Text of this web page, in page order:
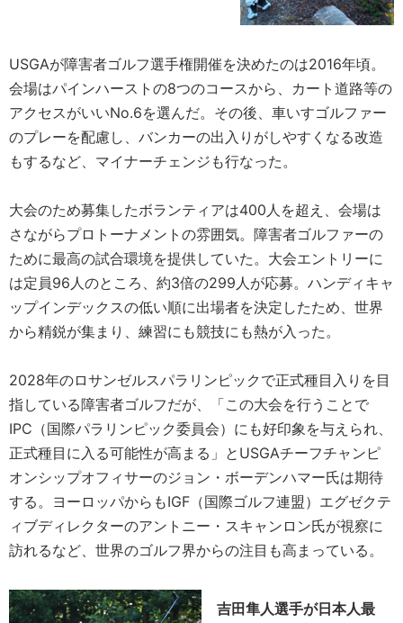
USGAが障害者ゴルフ選手権開催を決めたのは2016年頃。
会場はパインハーストの8つのコースから、カート道路等の
アクセスがいいNo.6を選んだ。その後、車いすゴルファー
のプレーを配慮し、バンカーの出入りがしやすくなる改造
もするなど、マイナーチェンジも行なった。
大会のため募集したボランティアは400人を超え、会場は
さながらプロトーナメントの雰囲気。障害者ゴルファーの
ために最高の試合環境を提供していた。大会エントリーに
は定員96人のところ、約3倍の299人が応募。ハンディキャ
ップインデックスの低い順に出場者を決定したため、世界
から精鋭が集まり、練習にも競技にも熱が入った。
2028年のロサンゼルスパラリンピックで正式種目入りを目
指している障害者ゴルフだが、「この大会を行うことで
IPC（国際パラリンピック委員会）にも好印象を与えられ、
正式種目に入る可能性が高まる」とUSGAチーフチャンピ
オンシップオフィサーのジョン・ボーデンハマー氏は期待
する。ヨーロッパからもIGF（国際ゴルフ連盟）エグゼクテ
ィブディレクターのアントニー・スキャンロン氏が視察に
訪れるなど、世界のゴルフ界からの注目も高まっている。
吉田隼人選手が日本人最